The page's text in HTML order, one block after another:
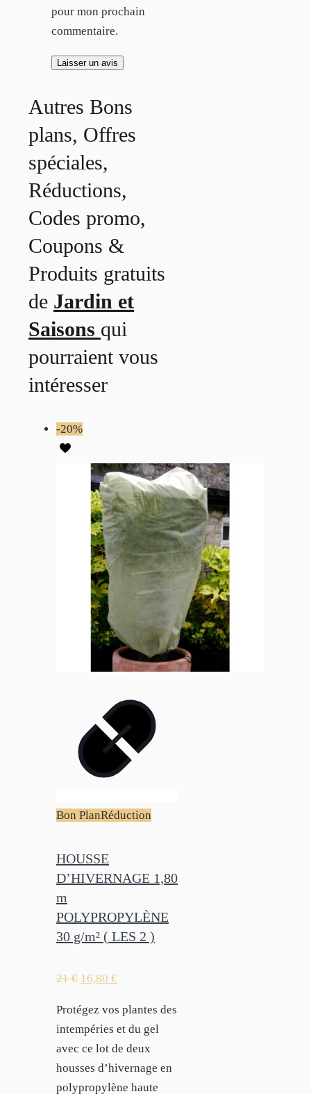
pour mon prochain
commentaire.
Autres Bons
plans, Offres
spéciales,
Réductions,
Codes promo,
Coupons &
Produits gratuits
de Jardin et
Saisons qui
pourraient vous
intéresser
-20%
Bon PlanRéduction
HOUSSE
D’HIVERNAGE 1,80
m
POLYPROPYLÈNE
30 g/m² ( LES 2 )
21€ 16,80 €
Protégez vos plantes des
intempéries et du gel
avec ce lot de deux
housses d’hivernage en
polypropylène haute